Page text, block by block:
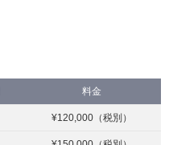
料金
¥120,000（税別）